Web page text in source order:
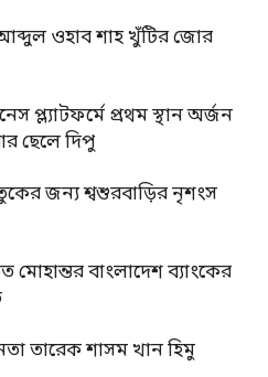
আব্দুল ওহাব শাহ খুঁটির জোর
প্ল্যাটফর্মে প্রথম স্থান অর্জন
ছেলে দিপু
জন্য শ্বশুরবাড়ির নৃশংস
মোহান্তর বাংলাদেশ ব্যাংকের
তারেক শাসম খান হিমু